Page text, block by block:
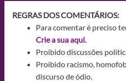
REGRAS DOS COMENTÁRIOS:
Para comentar é preciso
Crie a sua aqui.
Proibido discussões
Proibido racismo,
discurso de ódio.